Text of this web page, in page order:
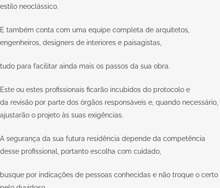
estilo neoclássico.
E também conta com uma equipe completa de arquitetos,
engenheiros, designers de interiores e paisagistas,
tudo para facilitar ainda mais os passos da sua obra.
Este ou estes profissionais ficarão incubidos do protocolo e
da revisão por parte dos órgãos responsáveis e, quando necessário,
ajustarão o projeto às suas exigências.
A segurança da sua futura residência depende da competência
desse profissional, portanto escolha com cuidado,
busque por indicações de pessoas conhecidas e não troque o certo